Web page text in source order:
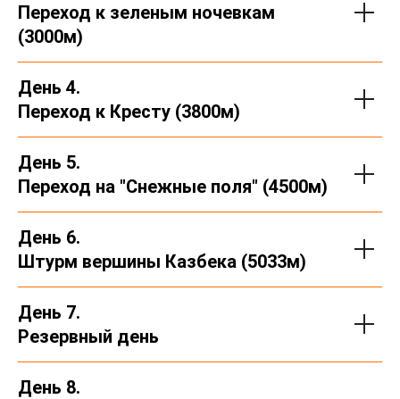
Переход к зеленым ночевкам
(3000м)
День 4.
Переход к Кресту (3800м)
День 5.
Переход на "Снежные поля" (4500м)
День 6.
Штурм вершины Казбека (5033м)
День 7.
Резервный день
День 8.